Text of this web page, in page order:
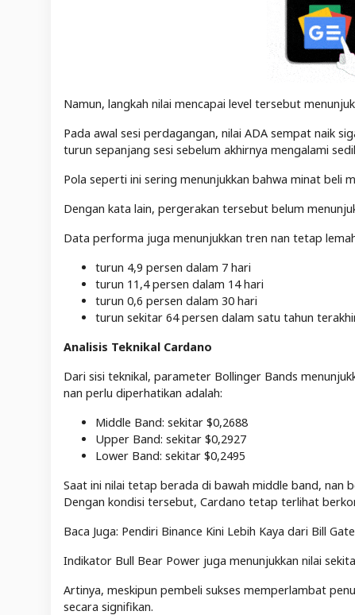
Namun, langkah nilai mencapai level tersebut
Pada awal sesi perdagangan, nilai ADA sempat naik
turun sepanjang sesi sebelum akhirnya mengalami
Pola seperti ini sering menunjukkan bahwa minat beli
Dengan kata lain, pergerakan tersebut belum
Data performa juga menunjukkan tren nan tetap
turun 4,9 persen dalam 7 hari
turun 11,4 persen dalam 14 hari
turun 0,6 persen dalam 30 hari
turun sekitar 64 persen dalam satu tahun
Analisis Teknikal Cardano
Dari sisi teknikal, parameter Bollinger Bands
nan perlu diperhatikan adalah:
Middle Band: sekitar $0,2688
Upper Band: sekitar $0,2927
Lower Band: sekitar $0,2495
Saat ini nilai tetap berada di bawah middle band, nan
Dengan kondisi tersebut, Cardano tetap terlihat
Baca Juga: Pendiri Binance Kini Lebih Kaya dari Bill
Indikator Bull Bear Power juga menunjukkan nilai
Artinya, meskipun pembeli sukses memperlambat
secara signifikan.